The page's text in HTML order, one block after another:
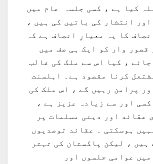
کیا ہے ، کسی جلسہ عام میں
انتشار کی باتیں کی ہیں ،
کا یہ معیارِ انصاف ہے کہ
قصور وار کو ایک ہی صف میں
، کیا اس سے ملک کی غالب
کرنا مقصود ہے۔ اہلسنت
پرامن رہیں گے ، اس ملک کی
کسی اور سے زیادہ عزیز ہے ،
عقائد اور دینی مسلمات پر
ہوسکتی ۔ عقائد توصدیوں
ہیں ، لیکن پاکستان کی تہتر
عوامی جلسوں اور